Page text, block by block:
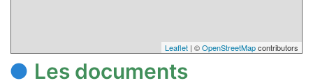
Leaflet | ©OpenStreetMapcontributors
Les documents